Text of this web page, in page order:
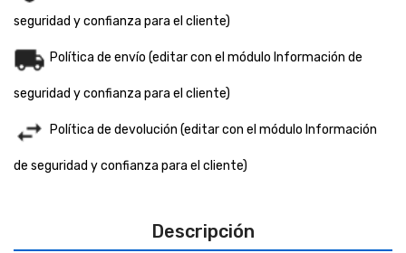
seguridad y confianza para el cliente)
Política de envío (editar con el módulo Información de
seguridad y confianza para el cliente)
Política de devolución (editar con el módulo Información
de seguridad y confianza para el cliente)
Descripción